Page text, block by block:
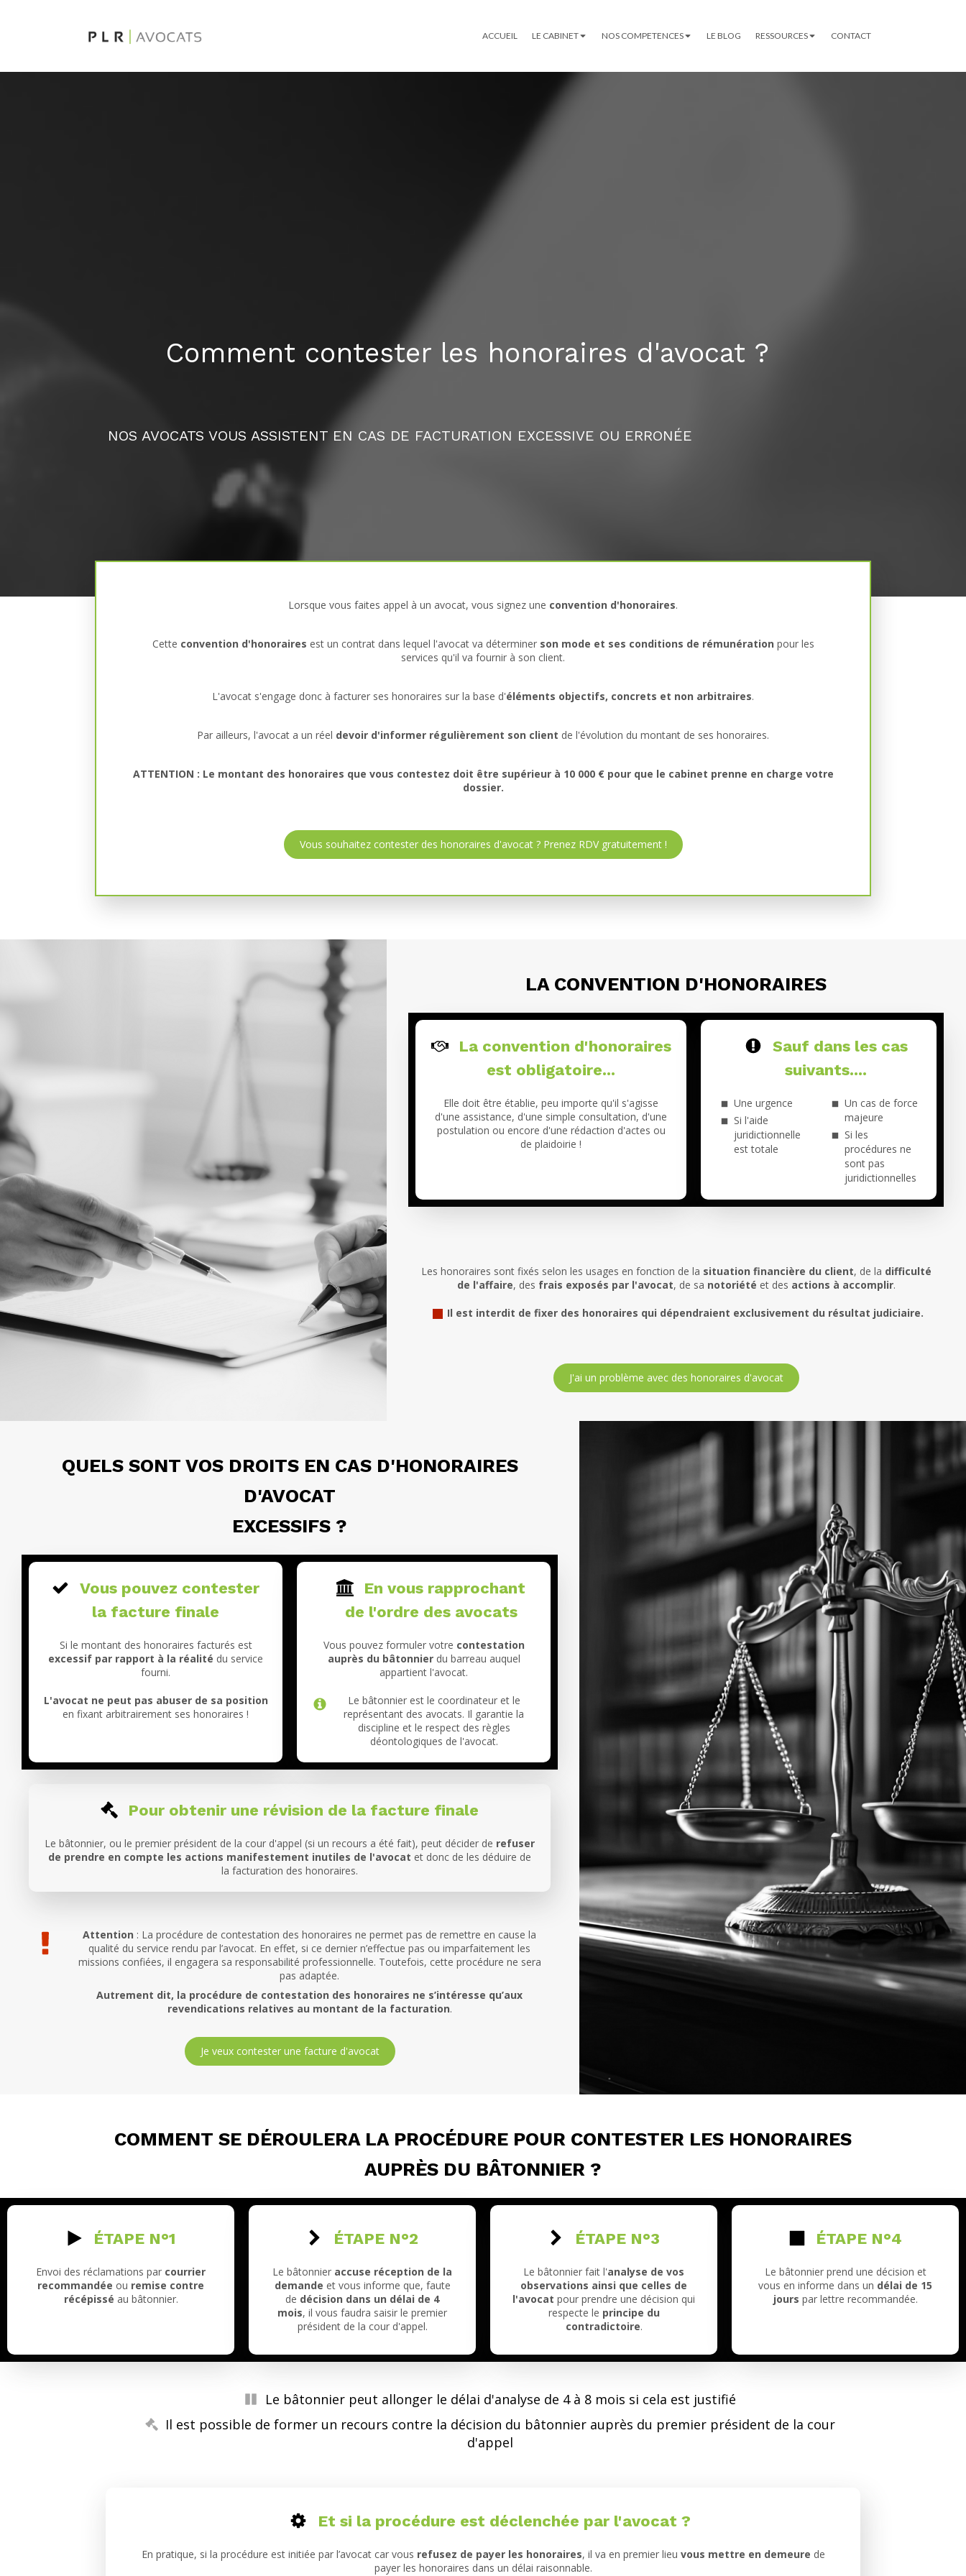
ACCUEIL LE CABINET NOS COMPETENCES LE BLOG RESSOURCES CONTACT
Comment contester les honoraires d'avocat ?
NOS AVOCATS VOUS ASSISTENT EN CAS DE FACTURATION EXCESSIVE OU ERRONÉE
Lorsque vous faites appel à un avocat, vous signez une convention d'honoraires.
Cette convention d'honoraires est un contrat dans lequel l'avocat va déterminer son mode et ses conditions de rémunération pour les
services qu'il va fournir à son client.
L'avocat s'engage donc à facturer ses honoraires sur la base d'éléments objectifs, concrets et non arbitraires.
Par ailleurs, l'avocat a un réel devoir d'informer régulièrement son client de l'évolution du montant de ses honoraires.
ATTENTION : Le montant des honoraires que vous contestez doit être supérieur à 10 000 € pour que le cabinet prenne en charge votre
dossier.
Vous souhaitez contester des honoraires d'avocat ? Prenez RDV gratuitement !
LA CONVENTION D'HONORAIRES
La convention d'honoraires
est obligatoire...
Elle doit être établie, peu importe qu'il s'agisse
d'une assistance, d'une simple consultation, d'une
postulation ou encore d'une rédaction d'actes ou
de plaidoirie !
Sauf dans les cas
suivants....
Une urgence
Si l'aide
juridictionnelle
est totale
Un cas de force
majeure
Si les
procédures ne
sont pas
juridictionnelles
Les honoraires sont fixés selon les usages en fonction de la situation financière du client, de la difficulté
de l'affaire, des frais exposés par l'avocat, de sa notoriété et des actions à accomplir.
Il est interdit de fixer des honoraires qui dépendraient exclusivement du résultat judiciaire.
J'ai un problème avec des honoraires d'avocat
QUELS SONT VOS DROITS EN CAS D'HONORAIRES
D'AVOCAT
EXCESSIFS ?
Vous pouvez contester
la facture finale
Si le montant des honoraires facturés est
excessif par rapport à la réalité du service
fourni.
L'avocat ne peut pas abuser de sa position
en fixant arbitrairement ses honoraires !
En vous rapprochant
de l'ordre des avocats
Vous pouvez formuler votre contestation
auprès du bâtonnierdu barreau auquel
appartient l'avocat.
Le bâtonnier est le coordinateur et le
représentant des avocats. Il garantie la
discipline et le respect des règles
déontologiques de l'avocat.
Pour obtenir une révision de la facture finale
Le bâtonnier, ou le premier président de la cour d'appel (si un recours a été fait), peut décider de refuser
de prendre en compte les actions manifestement inutiles de l'avocat et donc de les déduire de
la facturation des honoraires.
Attention : La procédure de contestation des honoraires ne permet pas de remettre en cause la
qualité du service rendu par l’avocat. En effet, si ce dernier n’effectue pas ou imparfaitement les
missions confiées, il engagera sa responsabilité professionnelle. Toutefois, cette procédure ne sera
pas adaptée.
Autrement dit, la procédure de contestation des honoraires ne s’intéresse qu’aux
revendications relatives au montant de la facturation.
Je veux contester une facture d'avocat
COMMENT SE DÉROULERA LA PROCÉDURE POUR CONTESTER LES HONORAIRES
AUPRÈS DU BÂTONNIER ?
ÉTAPE N°1
Envoi des réclamations par courrier
recommandée ou remise contre
récépissé au bâtonnier.
ÉTAPE N°2
Le bâtonnier accuse réception de la
demande et vous informe que, faute
de décision dans un délai de 4
mois, il vous faudra saisir le premier
président de la cour d'appel.
ÉTAPE N°3
Le bâtonnier fait l'analyse de vos
observations ainsi que celles de
l'avocat pour prendre une décision qui
respecte le principe du
contradictoire.
ÉTAPE N°4
Le bâtonnier prend une décision et
vous en informe dans un délai de 15
jours par lettre recommandée.
Le bâtonnier peut allonger le délai d'analyse de 4 à 8 mois si cela est justifié
Il est possible de former un recours contre la décision du bâtonnier auprès du premier président de la cour
d'appel
Et si la procédure est déclenchée par l'avocat ?
En pratique, si la procédure est initiée par l’avocat car vous refusez de payer les honoraires, il va en premier lieu vous mettre en demeure de
payer les honoraires dans un délai raisonnable.